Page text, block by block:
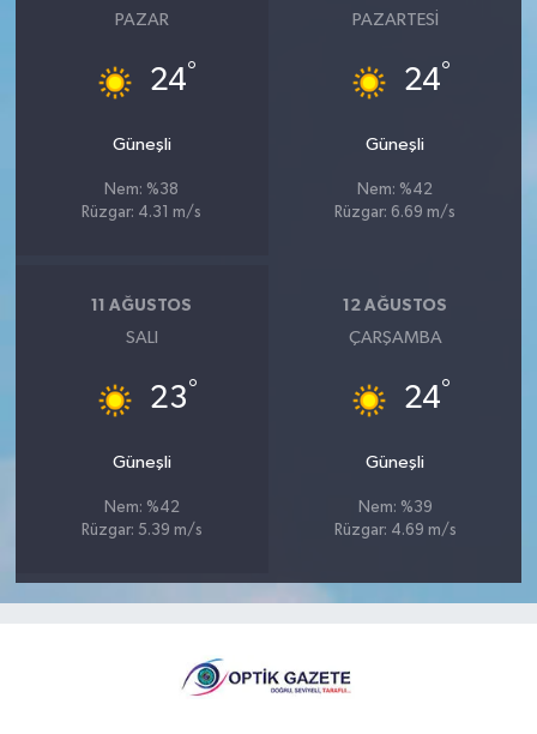
PAZAR
24°
Güneşli
Nem: %38
Rüzgar: 4.31 m/s
PAZARTESI
24°
Güneşli
Nem: %42
Rüzgar: 6.69 m/s
11 AĞUSTOS
SALI
23°
Güneşli
Nem: %42
Rüzgar: 5.39 m/s
12 AĞUSTOS
ÇARŞAMBA
24°
Güneşli
Nem: %39
Rüzgar: 4.69 m/s